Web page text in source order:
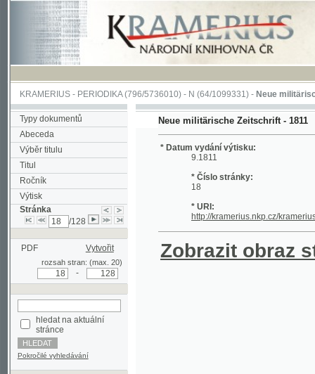
KRAMERIUS-PERIODIKA(796/5736010) -N(64/1099331) -Neue militärische
Typy dokumentů
Abeceda
Výběr titulu
Titul
Ročník
Výtisk
Stránka
PDF Vytvořit
rozsah stran: (max. 20)
stránce
Pokročilé vyhledávání
Neue militärische Zeitschrift - 1811
* Datum vydání výtisku:
9.1811
* Číslo stránky:
* URI:
Zobrazit obraz